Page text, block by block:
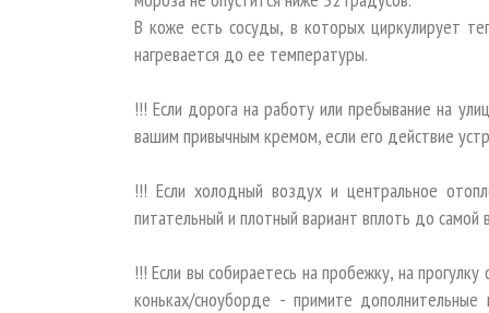
В коже есть сосуды, в которых циркулирует
нагревается до ее температуры.
!!! Если дорога на работу или пребывание на
вашим привычным кремом, если его действие
!!! Если холодный воздух и центральное
питательный и плотный вариант вплоть до самой
!!! Если вы собираетесь на пробежку, на
коньках/сноуборде - примите